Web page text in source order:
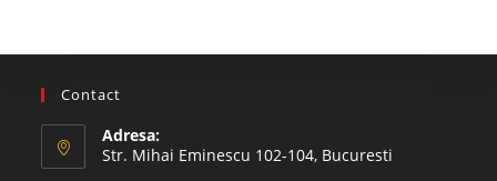
Contact
Adresa:
Str. Mihai Eminescu 102-104, Bucuresti